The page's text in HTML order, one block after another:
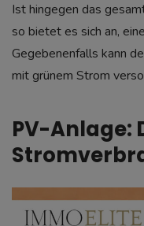
Ist hingegen das
so bietet es sich an,
Gegebenenfalls kann
mit grünem Strom
PV-Anlage: